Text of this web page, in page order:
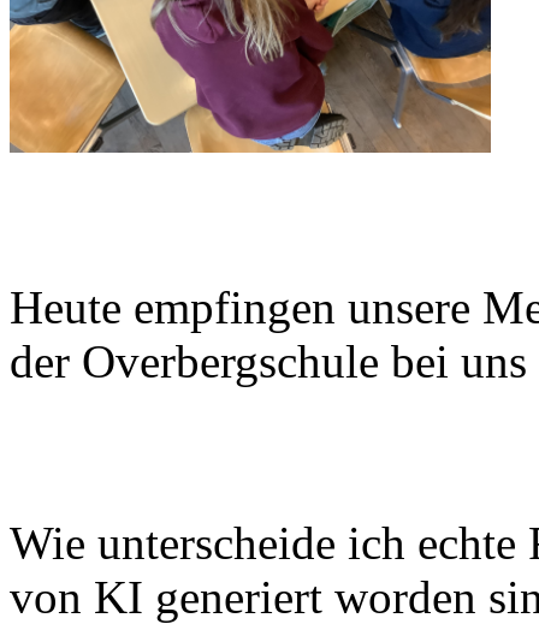
Heute empfingen unsere
der Overbergschule bei
Wie unterscheide ich
von KI generiert worden